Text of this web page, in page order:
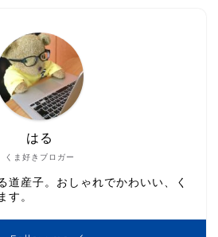
くま好きブロガー
はる
道産子。おしゃれでかわいい、く
す。